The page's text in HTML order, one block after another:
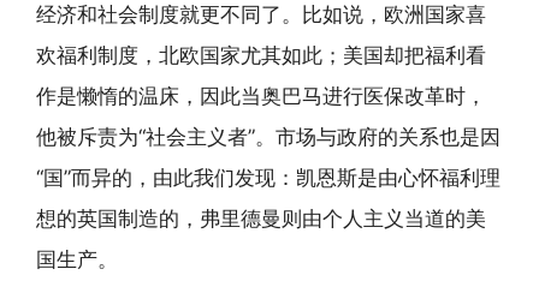
经济和社会制度就更不同了。比如说，欧洲国家喜
欢福利制度，北欧国家尤其如此；美国却把福利看
作是懒惰的温床，因此当奥巴马进行医保改革时，
他被斥责为“社会主义者”。市场与政府的关系也是因
“国”而异的，由此我们发现：凯恩斯是由心怀福利理
想的英国制造的，弗里德曼则由个人主义当道的美
国生产。